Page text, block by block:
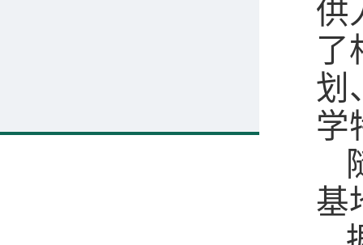
供
了
划
学
基